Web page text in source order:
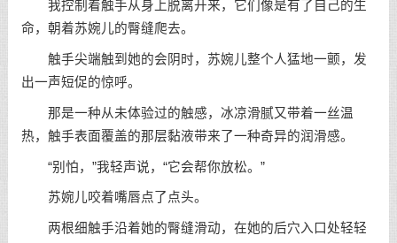
我控制着触手从身上脱离开来，它们像是有了自己的生
命，朝着苏婉儿的臀缝爬去。
触手尖端触到她的会阴时，苏婉儿整个人猛地一颤，发
出一声短促的惊呼。
那是一种从未体验过的触感，冰凉滑腻又带着一丝温
热，触手表面覆盖的那层黏液带来了一种奇异的润滑感。
“别怕，”我轻声说，“它会帮你放松。”
苏婉儿咬着嘴唇点了点头。
两根细触手沿着她的臀缝滑动，在她的后穴入口处轻轻